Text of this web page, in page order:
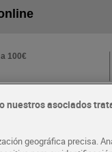
100€
nuestros asociados
geográfica precisa.